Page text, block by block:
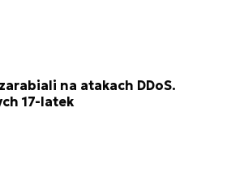
na atakach DDoS.
17-latek